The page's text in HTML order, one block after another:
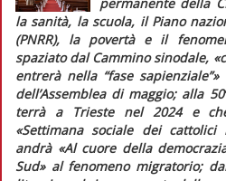
la sanità, la scuola, il Piano
(PNRR), la povertà e il
spaziato dal Cammino sinodale,
entrerà nella “fase sapienziale”»
dell’Assemblea di maggio; alla 50
terrà a Trieste nel 2024 e
«Settimana sociale dei cattolici
andrà «Al cuore della
Sud»al fenomeno migratorio;